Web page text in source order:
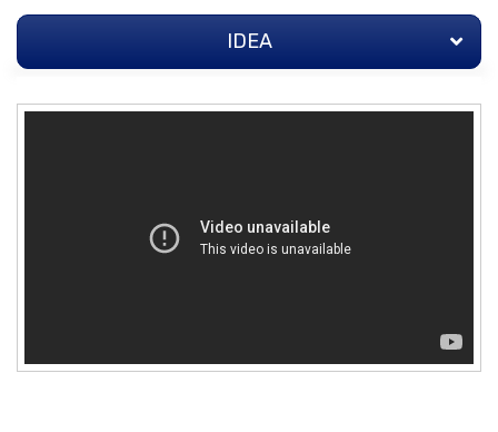
IDEA
INVESTITORI
(207)